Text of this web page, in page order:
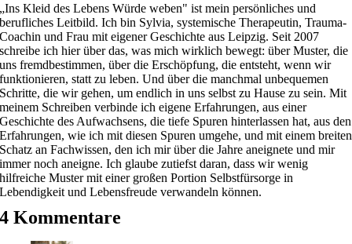
„Ins Kleid des Lebens Würde weben" ist mein persönliches und
berufliches Leitbild. Ich bin Sylvia, systemische Therapeutin, Trauma-
Coachin und Frau mit eigener Geschichte aus Leipzig. Seit 2007
schreibe ich hier über das, was mich wirklich bewegt: über Muster, die
uns fremdbestimmen, über die Erschöpfung, die entsteht, wenn wir
funktionieren, statt zu leben. Und über die manchmal unbequemen
Schritte, die wir gehen, um endlich in uns selbst zu Hause zu sein. Mit
meinem Schreiben verbinde ich eigene Erfahrungen, aus einer
Geschichte des Aufwachsens, die tiefe Spuren hinterlassen hat, aus den
Erfahrungen, wie ich mit diesen Spuren umgehe, und mit einem breiten
Schatz an Fachwissen, den ich mir über die Jahre aneignete und mir
immer noch aneigne. Ich glaube zutiefst daran, dass wir wenig
hilfreiche Muster mit einer großen Portion Selbstfürsorge in
Lebendigkeit und Lebensfreude verwandeln können.
4 Kommentare